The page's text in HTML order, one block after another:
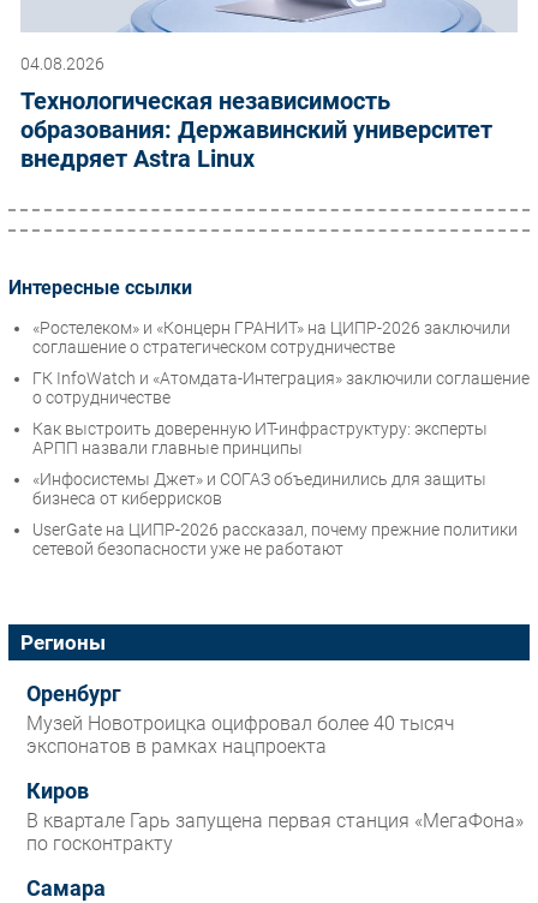
04.08.2026
Технологическая независимость
образования: Державинский университет
внедряет Astra Linux
Интересные ссылки
«Ростелеком» и «Концерн ГРАНИТ» на ЦИПР-2026 заключили
соглашение о стратегическом сотрудничестве
ГК InfoWatch и «Атомдата-Интеграция» заключили соглашение
о сотрудничестве
Как выстроить доверенную ИТ-инфраструктуру: эксперты
АРПП назвали главные принципы
«Инфосистемы Джет» и СОГАЗ объединились для защиты
бизнеса от киберрисков
UserGate на ЦИПР-2026 рассказал, почему прежние политики
сетевой безопасности уже не работают
Регионы
Оренбург
Музей Новотроицка оцифровал более 40 тысяч
экспонатов в рамках нацпроекта
Киров
В квартале Гарь запущена первая станция «МегаФона»
по госконтракту
Самара